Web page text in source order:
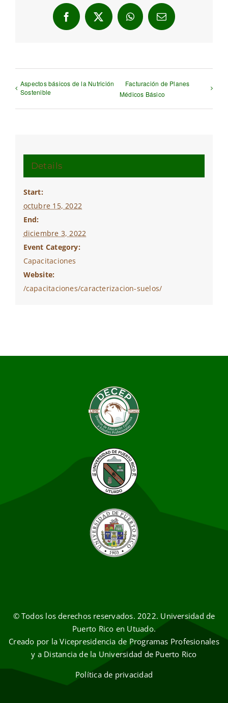
Facebook
X WhatsAppEmail
Aspectos básicos de la Nutrición
Sostenible
Facturación de Planes
Médicos Básico
Details
Start:
octubre 15, 2022
End:
diciembre 3, 2022
Event Category:
Capacitaciones
Website:
/capacitaciones/caracterizacion-suelos/
© Todos los derechos reservados. 2022. Universidad de
Puerto Rico en Utuado.
Creado por la Vicepresidencia de Programas Profesionales
y a Distancia de la Universidad de Puerto Rico
Política de privacidad